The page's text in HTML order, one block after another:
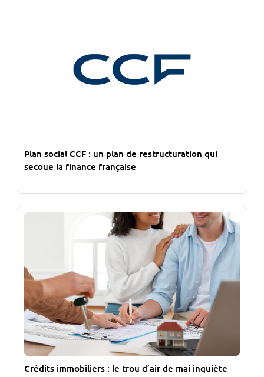
Plan social CCF : un plan de restructuration qui
secoue la finance française
Crédits immobiliers : le trou d’air de mai inquiète